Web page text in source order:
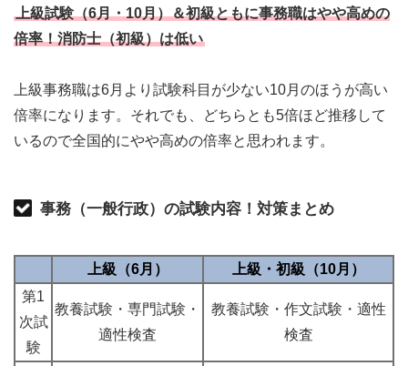
上級試験（6月・10月）＆初級ともに事務職はやや高めの
倍率！消防士（初級）は低い
上級事務職は6月より試験科目が少ない10月のほうが高い
倍率になります。それでも、どちらとも5倍ほど推移して
いるので全国的にやや高めの倍率と思われます。
事務（一般行政）の試験内容！対策まとめ
上級（6月）
上級・初級（10月）
第1
次試
験
教養試験・専門試験・
適性検査
教養試験・作文試験・適性
検査